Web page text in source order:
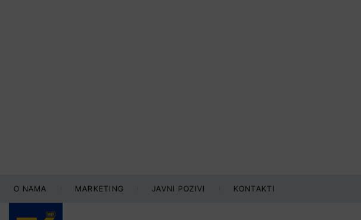
O NAMA MARKETING JAVNI POZIVI KONTAKTI